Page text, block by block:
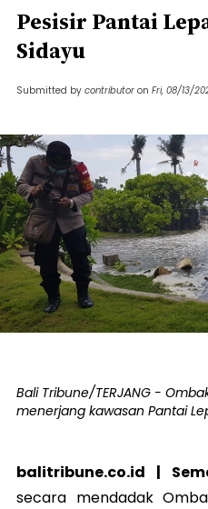
Pesisir Pantai
Sidayu
Submitted by contributor on Fri, 08/13/
Bali Tribune/TERJANG -
menerjang kawasan Pantai
balitribune.co.id |
secara mendadak